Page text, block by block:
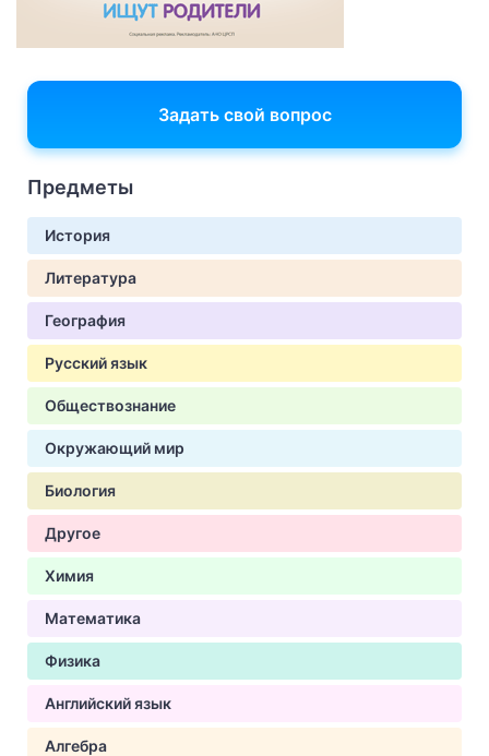
Задать свой вопрос
Предметы
История
Литература
География
Русский язык
Обществознание
Окружающий мир
Биология
Другое
Химия
Математика
Физика
Английский язык
Алгебра